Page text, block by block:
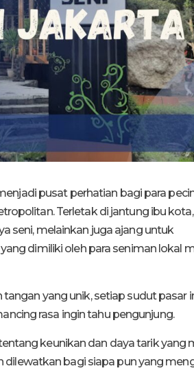
pusat perhatian bagi para
Terletak di jantung ibu kota,
seni, melainkan juga ajang untuk
dimiliki oleh para seniman lokal
yang unik, setiap sudut pasar
rasa ingin tahu pengunjung.
keunikan dan daya tarik yang
dilewatkan bagi siapa pun yang